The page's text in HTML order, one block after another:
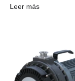
Leer más